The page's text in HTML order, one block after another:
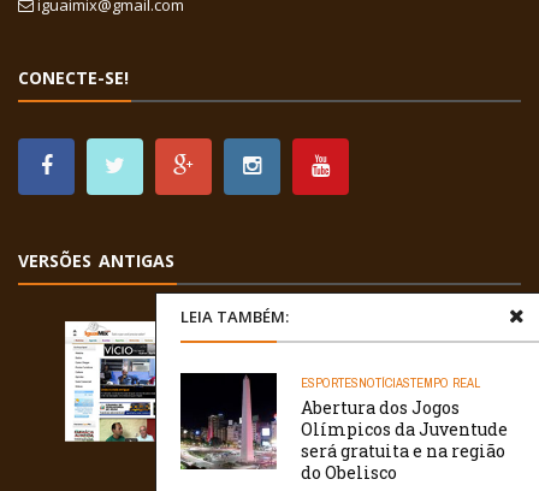
LEIA TAMBÉM:
ESPORTESNOTÍCIASTEMPO REAL
Abertura dos Jogos
Olímpicos da Juventude
será gratuita e na região
do Obelisco
iguaimix@gmail.com
CONECTE-SE!
VERSÕES ANTIGAS